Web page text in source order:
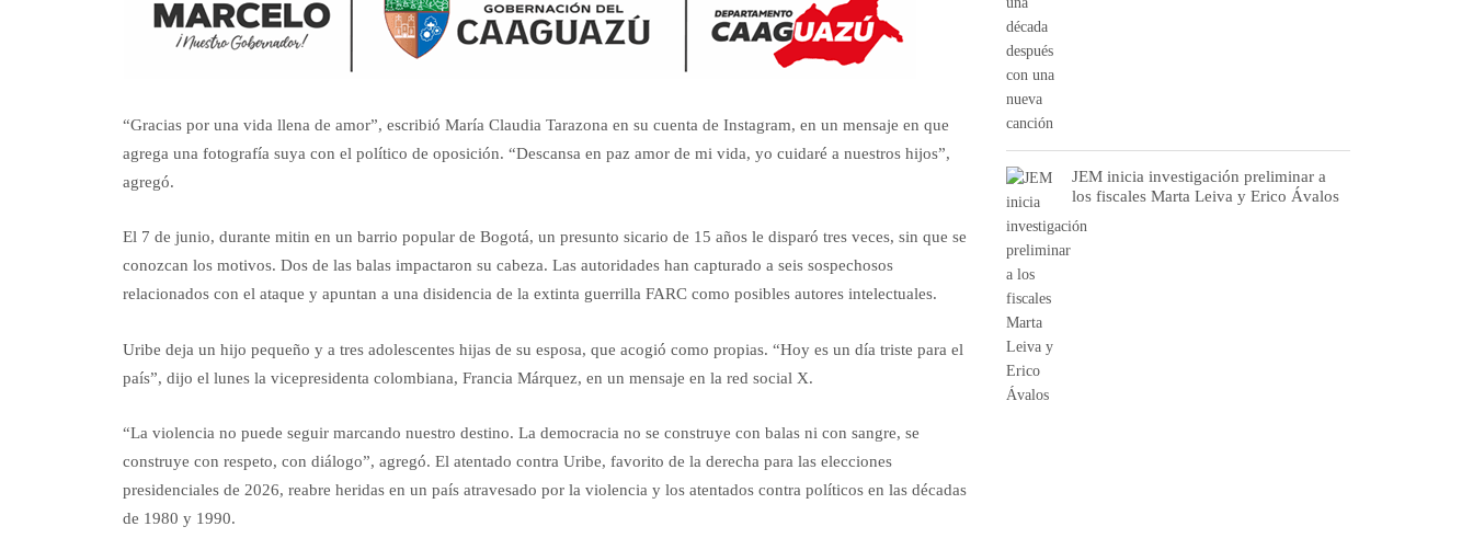
“Gracias por una vida llena de amor”, escribió María Claudia Tarazona en su cuenta de Instagram, en un mensaje en que
agrega una fotografía suya con el político de oposición. “Descansa en paz amor de mi vida, yo cuidaré a nuestros hijos”,
agregó.
El 7 de junio, durante mitin en un barrio popular de Bogotá, un presunto sicario de 15 años le disparó tres veces, sin que se
conozcan los motivos. Dos de las balas impactaron su cabeza. Las autoridades han capturado a seis sospechosos
relacionados con el ataque y apuntan a una disidencia de la extinta guerrilla FARC como posibles autores intelectuales.
Uribe deja un hijo pequeño y a tres adolescentes hijas de su esposa, que acogió como propias. “Hoy es un día triste para el
país”, dijo el lunes la vicepresidenta colombiana, Francia Márquez, en un mensaje en la red social X.
“La violencia no puede seguir marcando nuestro destino. La democracia no se construye con balas ni con sangre, se
construye con respeto, con diálogo”, agregó. El atentado contra Uribe, favorito de la derecha para las elecciones
presidenciales de 2026, reabre heridas en un país atravesado por la violencia y los atentados contra políticos en las décadas
de 1980 y 1990.
JEM inicia investigación preliminar a
los fiscales Marta Leiva y Erico Ávalos